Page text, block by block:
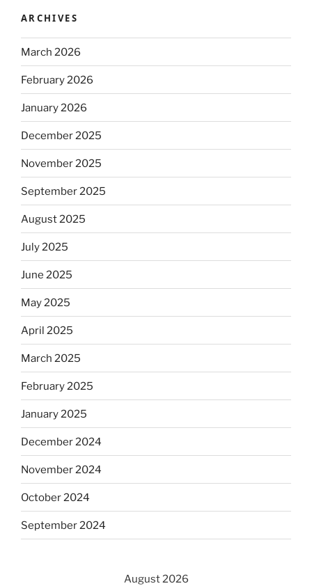
ARCHIVES
March 2026
February 2026
January 2026
December 2025
November 2025
September 2025
August 2025
July 2025
June 2025
May 2025
April 2025
March 2025
February 2025
January 2025
December 2024
November 2024
October 2024
September 2024
August 2026